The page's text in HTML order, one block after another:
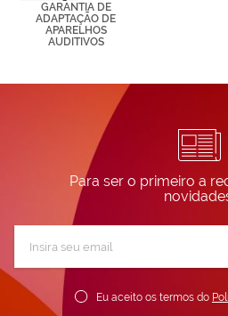
GARANTIA DE
ADAPTAÇÃO DE
APARELHOS
AUDITIVOS
Para ser o primeiro a
Newsletter:
Eu aceito os termos do